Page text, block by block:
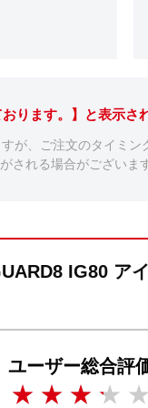
ります。】と表示さ
が、ご注文のタイミ
される場合がございま
IG80 ア
ユーザー総合評